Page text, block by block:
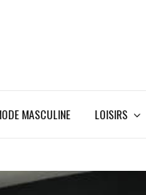
MASCULINE LOISIRS